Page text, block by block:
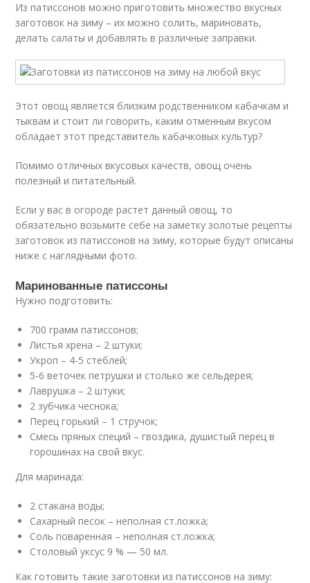
Из патиссонов можно приготовить множество вкусных
заготовок на зиму – их можно солить, мариновать,
делать салаты и добавлять в различные заправки.
Этот овощ является близким родственником кабачкам и
тыквам и стоит ли говорить, каким отменным вкусом
обладает этот представитель кабачковых культур?
Помимо отличных вкусовых качеств, овощ очень
полезный и питательный.
Если у вас в огороде растет данный овощ, то
обязательно возьмите себе на заметку золотые рецепты
заготовок из патиссонов на зиму, которые будут описаны
ниже с наглядными фото.
Маринованные патиссоны
Нужно подготовить:
700 грамм патиссонов;
Листья хрена – 2 штуки;
Укроп – 4-5 стеблей;
5-6 веточек петрушки и столько же сельдерея;
Лаврушка – 2 штуки;
2 зубчика чеснока;
Перец горький – 1 стручок;
Смесь пряных специй – гвоздика, душистый перец в
горошинах на свой вкус.
Для маринада:
2 стакана воды;
Сахарный песок – неполная ст.ложка;
Соль поваренная – неполная ст.ложка;
Столовый уксус 9 % — 50 мл.
Как готовить такие заготовки из патиссонов на зиму: